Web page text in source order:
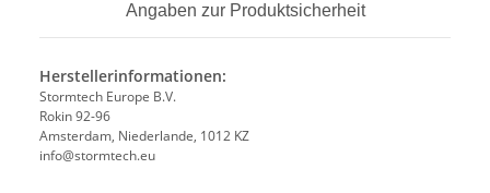
Angaben zur Produktsicherheit
Herstellerinformationen:
Stormtech Europe B.V.
Rokin 92-96
Amsterdam, Niederlande, 1012 KZ
info@stormtech.eu